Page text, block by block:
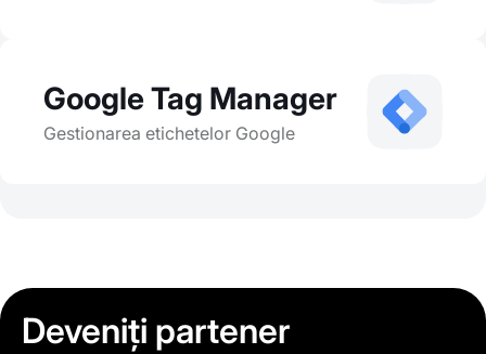
Google Tag Manager
Gestionarea etichetelor Google
Deveniți partener